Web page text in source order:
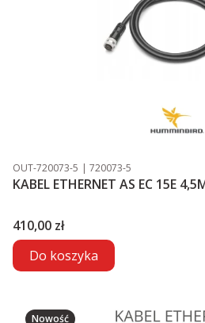
Kod produktu
OUT-720073-5 Kod producenta
720073-5
KABEL ETHERNET AS EC 15E
Cena
410,00 zł
Do koszyka
Nowość